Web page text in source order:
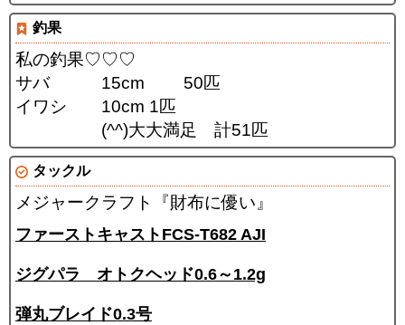
釣果
私の釣果♡♡♡
サバ 15cm 50匹
イワシ 10cm 1匹
(^^)大大満足 計51匹
タックル
メジャークラフト『財布に優い』
ファーストキャストFCS-T682 AJI
ジグパラ オトクヘッド0.6～1.2g
弾丸ブレイド0.3号